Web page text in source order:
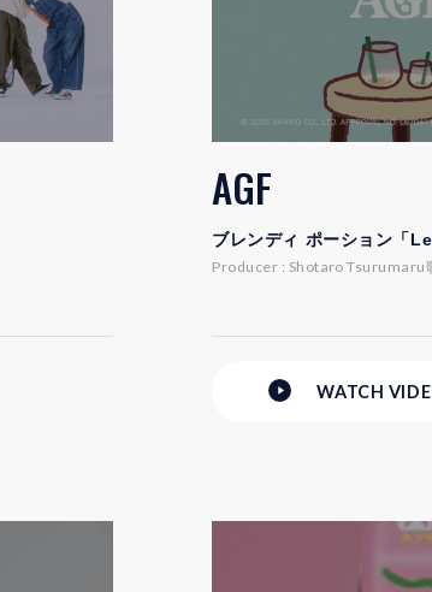
AGF
ブレンディ ポーション「
Producer : Shotaro Tsurumaru
WATCH